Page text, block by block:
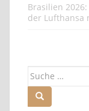
Brasilien
der Lufthansa